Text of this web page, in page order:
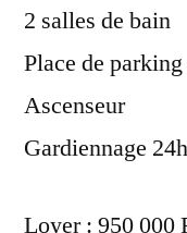
2 salles de bain
Place de
Ascenseur
Gardiennage
Loyer : 950 000